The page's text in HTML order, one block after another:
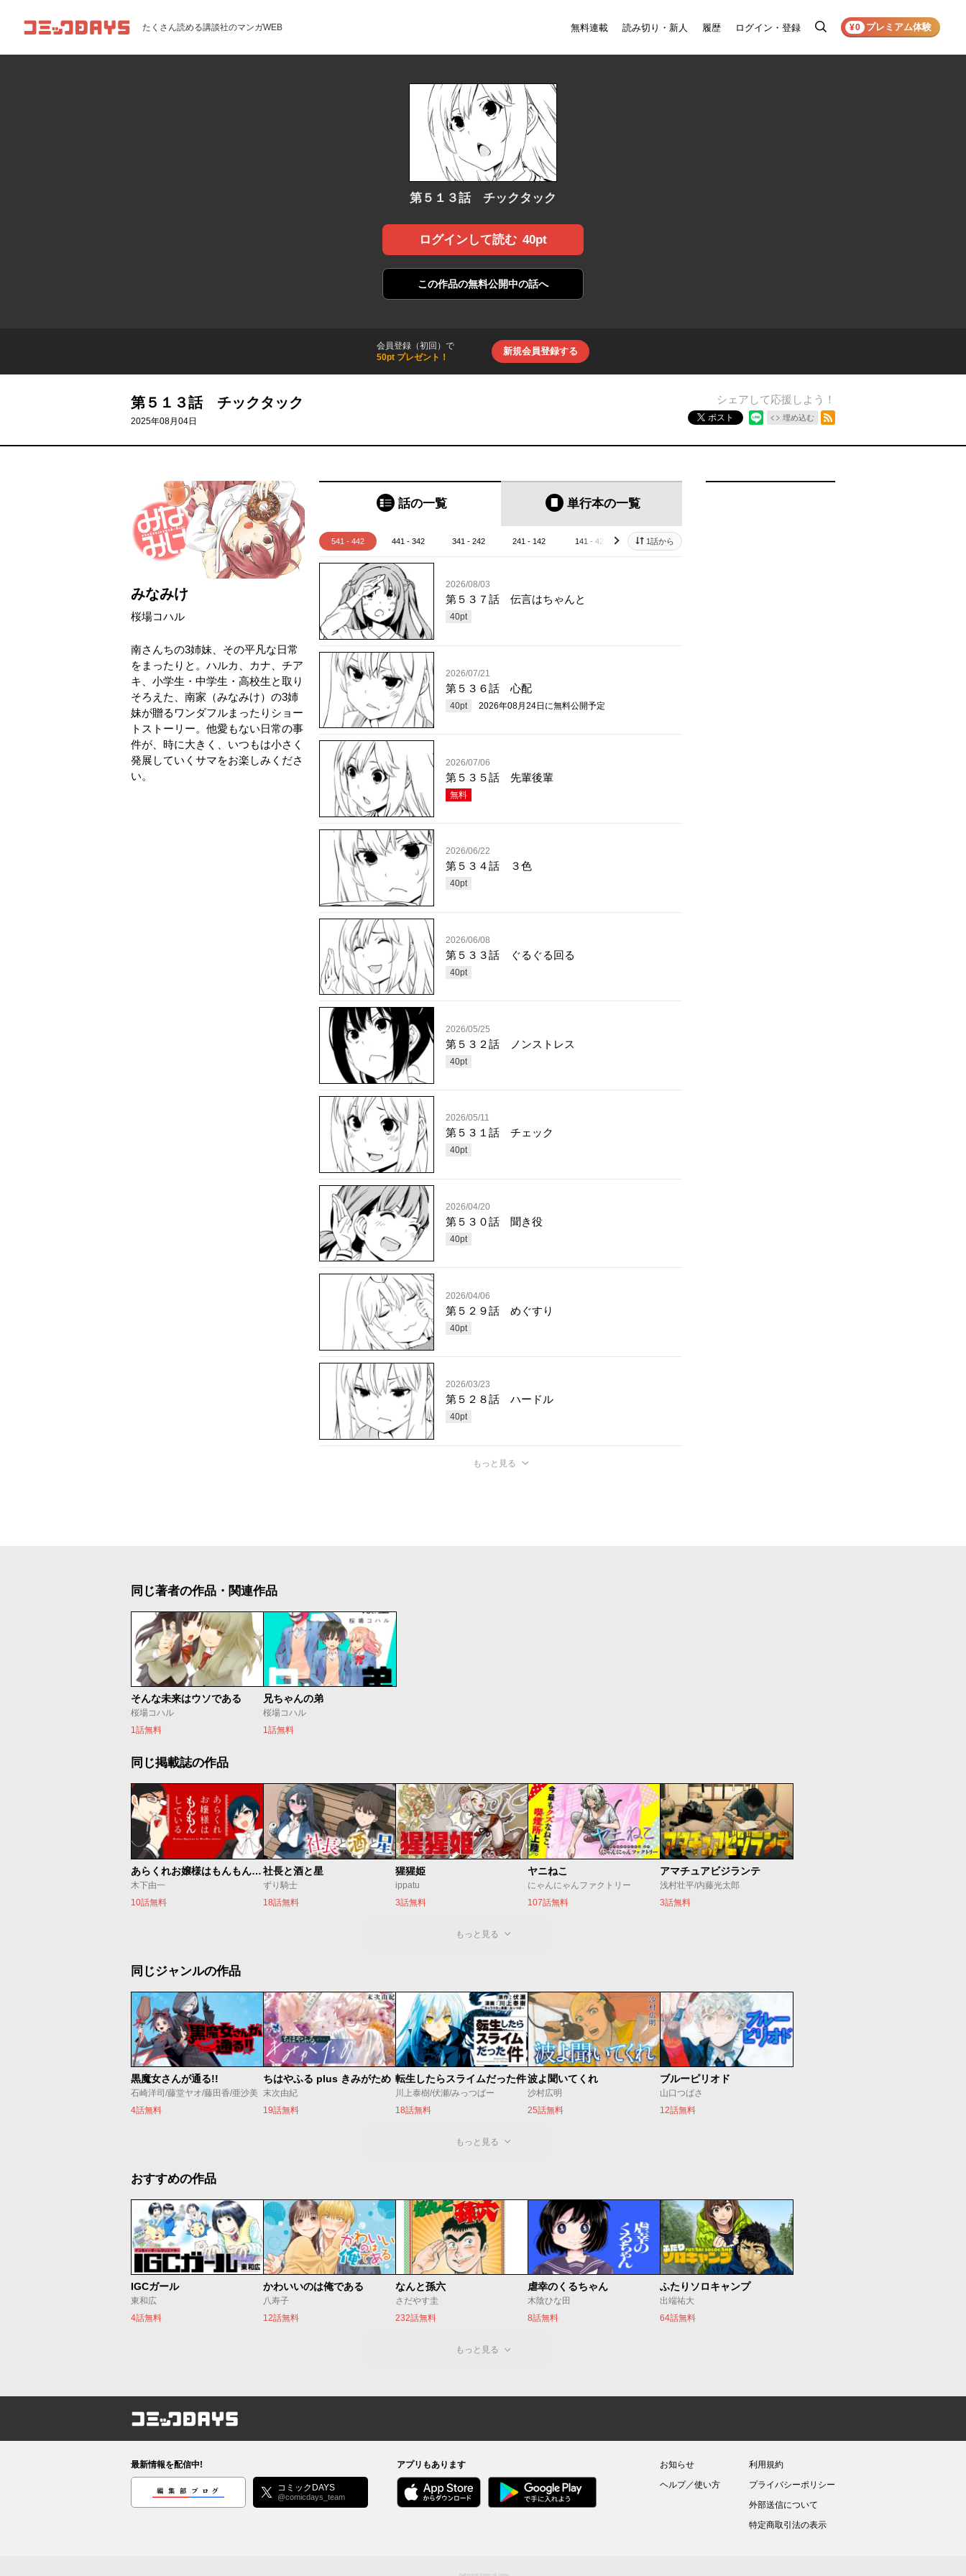
コミックDAYS たくさん読める講談社のマンガWEB 無料連載 読み切り・新人 履歴 ログイン・登録
検
¥0 プレミアム体験
第５１３話 チックタック
ログインして読む 40pt
この作品の無料公開中の話へ
会員登録（初回）で
50pt プレゼント！
新規会員登録する
第５１３話 チックタック
2025年08月04日
シェアして応援しよう！
ポスト 埋め込む
みなみけ
桜場コハル
南さんちの3姉妹、その平凡な日常
をまったりと。ハルカ、カナ、チア
キ、小学生・中学生・高校生と取り
そろえた、南家（みなみけ）の3姉
妹が贈るワンダフルまったりショー
トストーリー。他愛もない日常の事
件が、時に大きく、いつもは小さく
発展していくサマをお楽しみくださ
い。
話の一覧 単行本の一覧
541 - 442 441 - 342 341 - 242 241 - 142 141 - 42 41 - 1
next 1話から
2026/08/03
第５３７話 伝言はちゃんと
40pt
2026/07/21
第５３６話 心配
40pt 2026年08月24日 に無料公開予定
2026/07/06
第５３５話 先輩後輩
無料
2026/06/22
第５３４話 ３色
40pt
2026/06/08
第５３３話 ぐるぐる回る
40pt
2026/05/25
第５３２話 ノンストレス
40pt
2026/05/11
第５３１話 チェック
40pt
2026/04/20
第５３０話 聞き役
40pt
2026/04/06
第５２９話 めぐすり
40pt
2026/03/23
第５２８話 ハードル
40pt
もっと見る
同じ著者の作品・関連作品
そんな未来はウソである
桜場コハル
1話無料
兄ちゃんの弟
桜場コハル
1話無料
同じ掲載誌の作品
あらくれお嬢様はもんもんしている
木下由一
10話無料
社長と酒と星
ずり騎士
18話無料
猩猩姫
ippatu
3話無料
ヤニねこ
にゃんにゃんファクトリー
107話無料
アマチュアビジランテ
浅村壮平/内藤光太郎
3話無料
もっと見る
同じジャンルの作品
黒魔女さんが通る!!
石崎洋司/藤堂ヤオ/藤田香/亜沙美
4話無料
ちはやふる plus きみがため
末次由紀
19話無料
転生したらスライムだった件
川上泰樹/伏瀬/みっつばー
18話無料
波よ聞いてくれ
沙村広明
25話無料
ブルーピリオド
山口つばさ
12話無料
もっと見る
おすすめの作品
IGCガール
東和広
4話無料
かわいいのは俺である
八寿子
12話無料
なんと孫六
さだやす圭
232話無料
虐幸のくるちゃん
木陰ひな田
8話無料
ふたりソロキャンプ
出端祐大
64話無料
もっと見る
コミックDAYS
最新情報を配信中!
編集部ブログ コミックDAYS
@comicdays_team
アプリもあります
お知らせ
ヘルプ／使い方
利用規約
プライバシーポリシー
外部送信について
特定商取引法の表示